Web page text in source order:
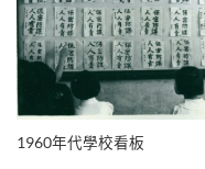
1960年代學校看板